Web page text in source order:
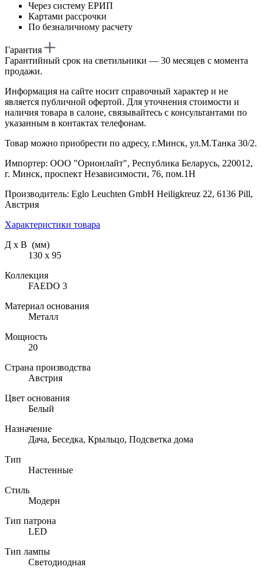
Через систему ЕРИП
Картами рассрочки
По безналичному расчету
Гарантия
Гарантийный срок на светильники — 30 месяцев с момента
продажи.
Информация на сайте носит справочный характер и не
является публичной офертой. Для уточнения стоимости и
наличия товара в салоне, связывайтесь с консультантами по
указанным в контактах телефонам.
Товар можно приобрести по адресу, г.Минск, ул.М.Танка 30/2.
Импортер: ООО "Орионлайт", Республика Беларусь, 220012,
г. Минск, проспект Независимости, 76, пом.1Н
Производитель: Eglo Leuchten GmbH Heiligkreuz 22, 6136 Pill,
Австрия
Характеристики товара
Д х В (мм)
130 х 95
Коллекция
FAEDO 3
Материал основания
Металл
Мощность
20
Страна производства
Австрия
Цвет основания
Белый
Назначение
Дача, Беседка, Крыльцо, Подсветка дома
Тип
Настенные
Стиль
Модерн
Тип патрона
LED
Тип лампы
Светодиодная